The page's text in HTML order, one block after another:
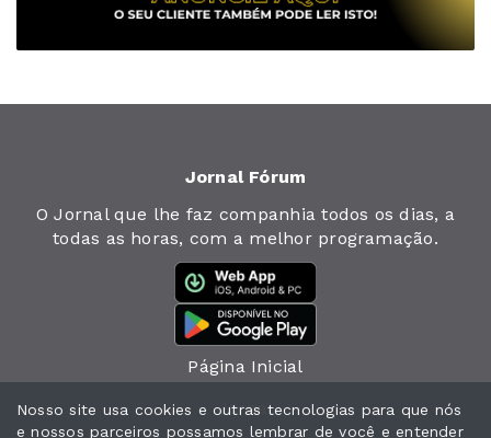
Jornal Fórum
O Jornal que lhe faz companhia todos os dias, a
todas as horas, com a melhor programação.
Página Inicial
Jornal
Nosso site usa cookies e outras tecnologias para que nós
e nossos parceiros possamos lembrar de você e entender